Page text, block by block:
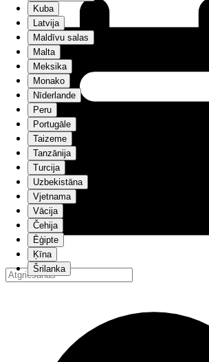
Kuba
Latvija
Maldīvu salas
Malta
Meksika
Monako
Nīderlande
Peru
Portugāle
Taizeme
Tanzānija
Turcija
Uzbekistāna
Vjetnama
Vācija
Čehija
Ēģipte
Ķīna
Šrilanka